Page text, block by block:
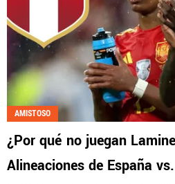
AMISTOSO
¿Por qué no juegan
Alineaciones de España